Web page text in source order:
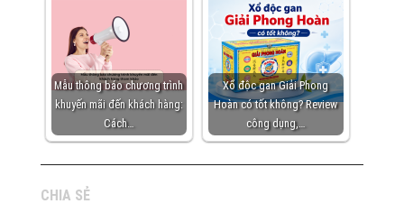
Mẫu thông báo chương trình
khuyến mãi đến khách hàng:
Cách…
Xổ độc gan Giải Phong
Hoàn có tốt không? Review
công dụng,…
CHIA SẺ